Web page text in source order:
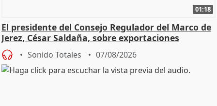
01:18
El presidente del Consejo Regulador del Marco de
Jerez, César Saldaña, sobre exportaciones
Sonido Totales 07/08/2026